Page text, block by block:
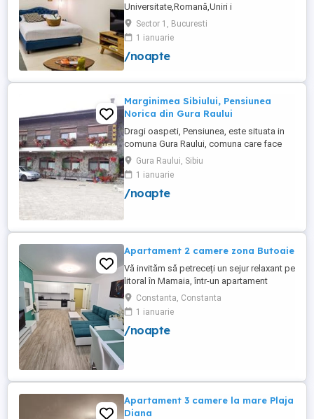
Universitate,Romană,Uniri i
Victoriei,renovate recent i utilate complet.
Preț: De la 120-200 lei pentru 3 ore Preț
garsoniere 120-200 lei pentru noapte Preț
apartamente 200-300 lei pentru noapte
Sector 1, Bucuresti
1 ianuarie
/noapte
Marginimea Sibiului, Pensiunea
Norica din Gura Raului
Dragi oaspeti, Pensiunea, este situata in
comuna Gura Raului, comuna care face
parte din salba celor mai vechi, frumoase
si instarite asezari ce alcatuiesc
Marginimea Sibiului, la 18 km de Sibiu in
directia Sebes (Cristian, Orlat, Gura
Gura Raului, Sibiu
1 ianuarie
/noapte
Apartament 2 camere zona Butoaie
Vă invităm să petreceți un sejur relaxant pe
litoral în Mamaia, într-un apartament
modern, situat în complexul Moonlight,
Residence, zona centrală una dintre cele
mai căutate locații din stațiune. Locație
excelentă la doar câțiva pași de plajă,
Constanta, Constanta
1 ianuarie
/noapte
Apartament 3 camere la mare Plaja
Diana